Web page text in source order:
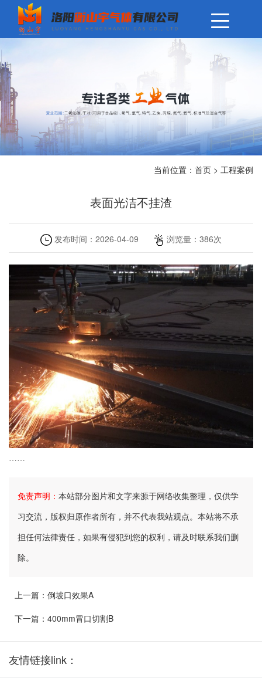
当前位置： 首页 > 工程案例
表面光洁不挂渣
发布时间： 2026-04-09 浏览量： 386次
……
免责声明： 本站部分图片和文字来源于网络收集整理，仅供学
习交流，版权归原作者所有，并不代表我站观点。本站将不承
担任何法律责任，如果有侵犯到您的权利，请及时联系我们删
除。
上一篇： 倒坡口效果A
下一篇： 400mm冒口切割B
友情链接link：